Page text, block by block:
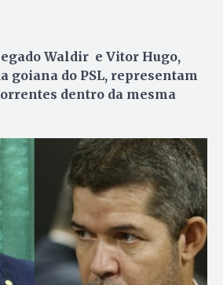
Waldir e Vitor Hugo,
goiana do PSL, representam
dentro da mesma